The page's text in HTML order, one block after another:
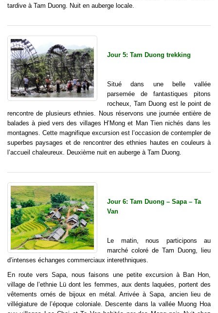
tardive à Tam Duong. Nuit en auberge locale.
Jour 5: Tam Duong trekking
Situé dans une belle vallée
parsemée de fantastiques pitons
rocheux, Tam Duong est le point de
rencontre de plusieurs ethnies. Nous réservons une journée entière de
balades à pied vers des villages H’Mong et Man Tien nichés dans les
montagnes. Cette magnifique excursion est l’occasion de contempler de
superbes paysages et de rencontrer des ethnies hautes en couleurs à
l’accueil chaleureux. Deuxième nuit en auberge à Tam Duong.
Jour 6: Tam Duong – Sapa – Ta
Van
Le matin, nous participons au
marché coloré de Tam Duong, lieu
d’intenses échanges commerciaux interethniques.
En route vers Sapa, nous faisons une petite excursion à Ban Hon,
village de l’ethnie Lü dont les femmes, aux dents laquées, portent des
vêtements ornés de bijoux en métal. Arrivée à Sapa, ancien lieu de
villégiature de l’époque coloniale. Descente dans la vallée Muong Hoa